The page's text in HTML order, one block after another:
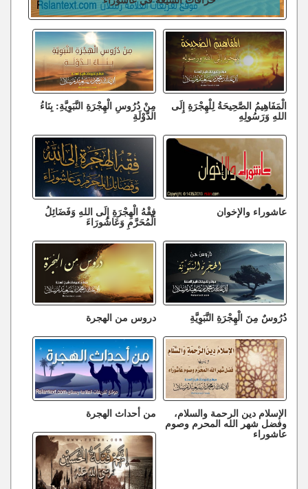
الْمَفَاهِيمُ الصَّحِيحَةُ لِلْهِجْرَةِ إِلَى
اللهِ وَرَسُولِهِ
مِنْ دُرُوسِ الْهِجْرَةِ النَّبَوِيَّةِ: بِنَاءُ
الدَّوْلَةِ
عاشوراء والإخوان فِقْهُ الْهِجْرَةِ إِلَى اللهِ وَفَضَائِلُ
الْمُحَرَّمِ وَعَاشُورَاءَ
دُرُوسٌ مِنَ الْهِجْرَةِ النَّبَوِيَّةِ دروس من الهجرة
الإسلام دين الرحمة والسلام،
وفضل شهر الله المحرم وصوم
عاشوراء
من أحداث الهجرة